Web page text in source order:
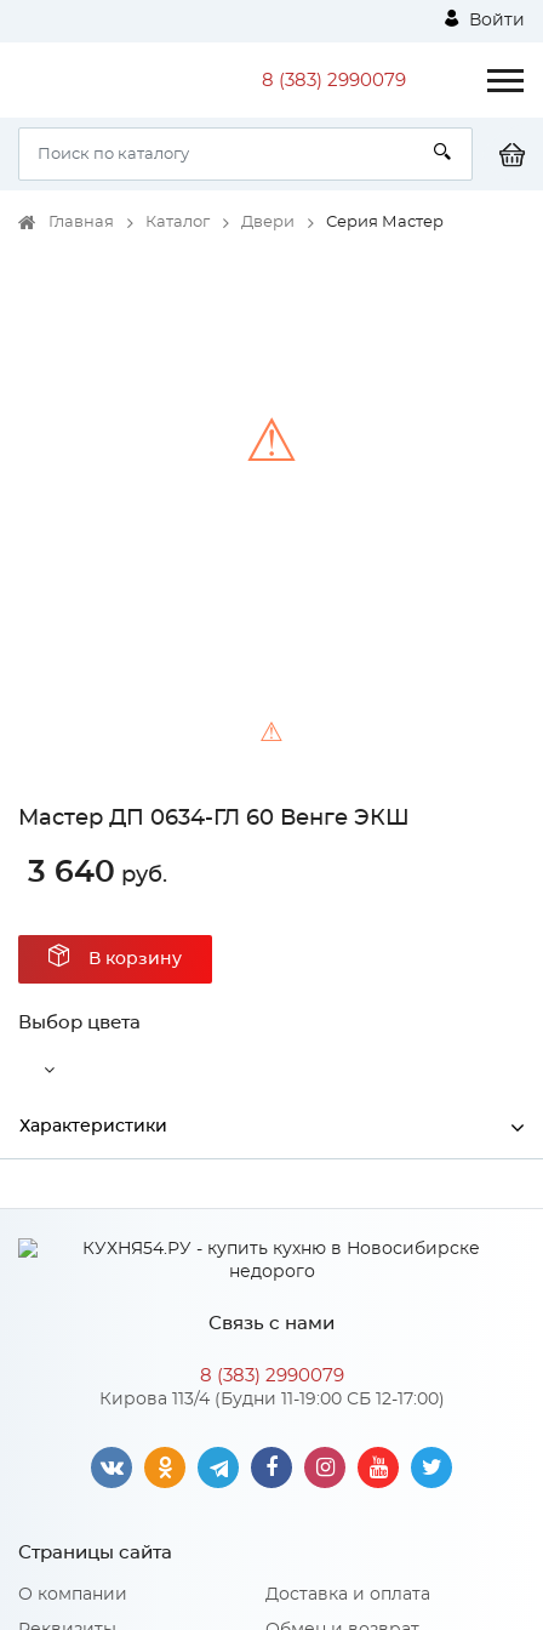
Войти
8 (383) 2990079
Главная Каталог Двери Серия Мастер
⚠
⚠
Мастер ДП 0634-ГЛ 60 Венге ЭКШ
3 640 руб.
В корзину
Выбор цвета
Характеристики
Связь с нами
8 (383) 2990079
Кирова 113/4 (Будни 11-19:00 СБ 12-17:00)
Страницы сайта
О компании Доставка и оплата